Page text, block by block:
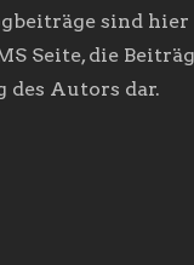
sind hier
Seite, die
Autors dar.